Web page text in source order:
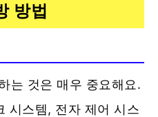
방법
는 것은 매우 중요해요.
시스템, 전자 제어 시스